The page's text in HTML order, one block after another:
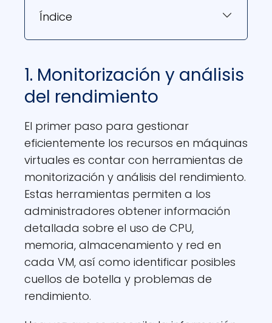
Índice
1. Monitorización y análisis
del rendimiento
El primer paso para gestionar
eficientemente los recursos en máquinas
virtuales es contar con herramientas de
monitorización y análisis del rendimiento.
Estas herramientas permiten a los
administradores obtener información
detallada sobre el uso de CPU,
memoria, almacenamiento y red en
cada VM, así como identificar posibles
cuellos de botella y problemas de
rendimiento.